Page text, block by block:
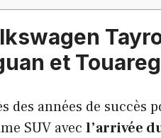
et Touareg
des années de succès
SUV avec l’arrivée